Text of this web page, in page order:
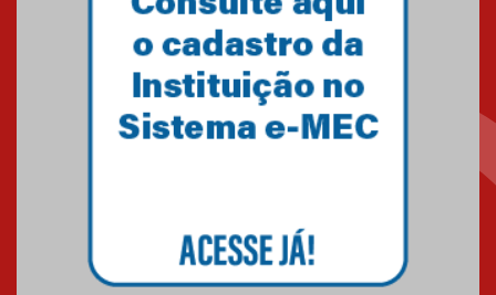
Como o Colégio Mackenzie
Brasília prepara seus
estudantes para o PAS antes
mesmo do Ensino Médio
04.08.2026